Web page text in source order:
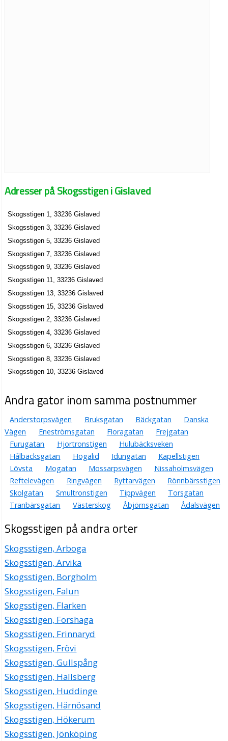
Adresser på Skogsstigen i Gislaved
Skogsstigen 1, 33236 Gislaved
Skogsstigen 3, 33236 Gislaved
Skogsstigen 5, 33236 Gislaved
Skogsstigen 7, 33236 Gislaved
Skogsstigen 9, 33236 Gislaved
Skogsstigen 11, 33236 Gislaved
Skogsstigen 13, 33236 Gislaved
Skogsstigen 15, 33236 Gislaved
Skogsstigen 2, 33236 Gislaved
Skogsstigen 4, 33236 Gislaved
Skogsstigen 6, 33236 Gislaved
Skogsstigen 8, 33236 Gislaved
Skogsstigen 10, 33236 Gislaved
Andra gator inom samma postnummer
Anderstorpsvägen Bruksgatan Bäckgatan
Danska
Vägen
Eneströmsgatan Floragatan
Frejgatan
Furugatan
Hjortronstigen
Hulubäcksveken
Hålbäcksgatan
Högalid Idungatan
Kapellstigen
Lövsta
Mogatan Mossarpsvägen
Nissaholmsvägen
Reftelevägen
Ringvägen Ryttarvägen
Rönnbärsstigen
Skolgatan
Smultronstigen Tippvägen
Torsgatan
Tranbärsgatan
Västerskog Åbjörnsgatan Ådalsvägen
Skogsstigen på andra orter
Skogsstigen, Arboga
Skogsstigen, Arvika
Skogsstigen, Borgholm
Skogsstigen, Falun
Skogsstigen, Flarken
Skogsstigen, Forshaga
Skogsstigen, Frinnaryd
Skogsstigen, Frövi
Skogsstigen, Gullspång
Skogsstigen, Hallsberg
Skogsstigen, Huddinge
Skogsstigen, Härnösand
Skogsstigen, Hökerum
Skogsstigen, Jönköping